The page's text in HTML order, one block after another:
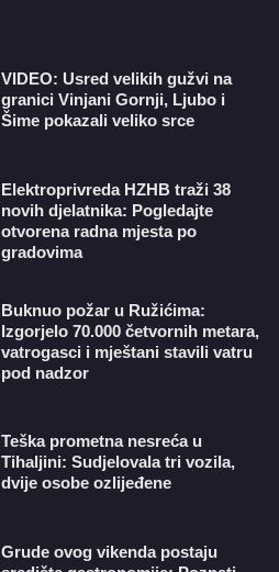
VIDEO: Usred velikih gužvi na
granici Vinjani Gornji, Ljubo i
Šime pokazali veliko srce
​Elektroprivreda HZHB traži 38
novih djelatnika: Pogledajte
otvorena radna mjesta po
gradovima
Buknuo požar u Ružićima:
Izgorjelo 70.000 četvornih metara,
vatrogasci i mještani stavili vatru
pod nadzor
Teška prometna nesreća u
Tihaljini: Sudjelovala tri vozila,
dvije osobe ozlijeđene
Grude ovog vikenda postaju